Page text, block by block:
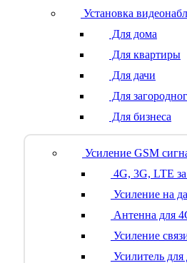
Установка
Для дома
Для квартиры
Для дачи
Для
Для бизнеса
Усиление GSM
4G, 3G, LTE
Усиление на
Антенна для
Усиление
Усилитель для